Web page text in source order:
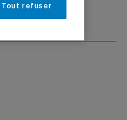
Tout refuser